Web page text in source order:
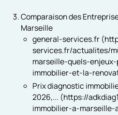
Comparaison des
Marseille
general-services.fr
services.fr/actualites/
marseille-quels-
immobilier-et-la-
Prix diagnostic
2026,... (https://
immobilier-a-marseille-